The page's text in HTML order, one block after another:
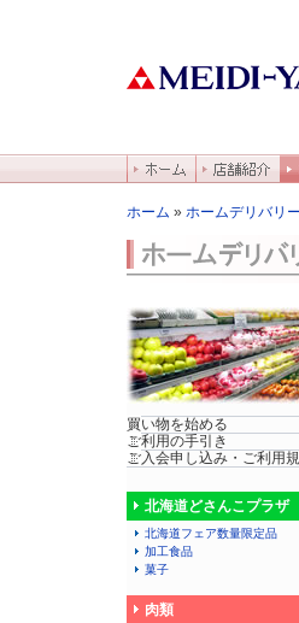
ホーム » ホームデリバリ
買い物を始める
ご利用の手引き
ご入会申し込み・ご利用
北海道どさんこプラザ
北海道フェア数量限定品
加工食品
菓子
肉類